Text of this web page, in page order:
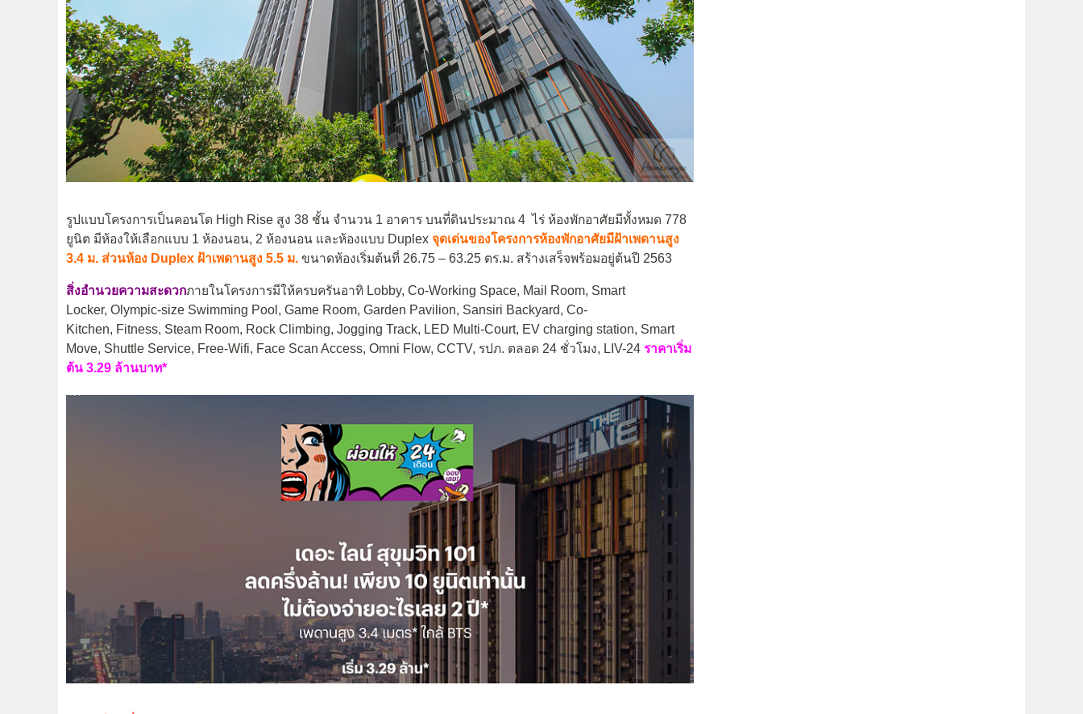
รูปแบบโครงการเป็นคอนโด High Rise สูง 38 ชั้น จำนวน 1 อาคาร บนที่ดินประมาณ 4 ไร่ ห้องพักอาศัยมีทั้งหมด 778
ยูนิต มีห้องให้เลือกแบบ 1 ห้องนอน, 2 ห้องนอน และห้องแบบ Duplex จุดเด่นของโครงการห้องพักอาศัยมีฝ้าเพดานสูง
3.4 ม. ส่วนห้อง Duplex ฝ้าเพดานสูง 5.5 ม. ขนาดห้องเริ่มต้นที่ 26.75 – 63.25 ตร.ม. สร้างเสร็จพร้อมอยู่ต้นปี 2563
สิ่งอำนวยความสะดวกภายในโครงการมีให้ครบครันอาทิ Lobby, Co-Working Space, Mail Room, Smart
Locker, Olympic-size Swimming Pool, Game Room, Garden Pavilion, Sansiri Backyard, Co-
Kitchen, Fitness, Steam Room, Rock Climbing, Jogging Track, LED Multi-Court, EV charging station, Smart
Move, Shuttle Service, Free-Wifi, Face Scan Access, Omni Flow, CCTV, รปภ. ตลอด 24 ชั่วโมง, LIV-24 ราคาเริ่ม
ต้น 3.29 ล้านบาท*